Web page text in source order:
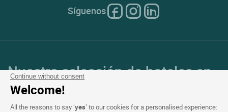
Continue without consent
Welcome!
All the reasons to say ‘yes’ to our cookies for a personalised experience:
Síguenos
Nuestra selección de hoteles en
Francia y en Europa